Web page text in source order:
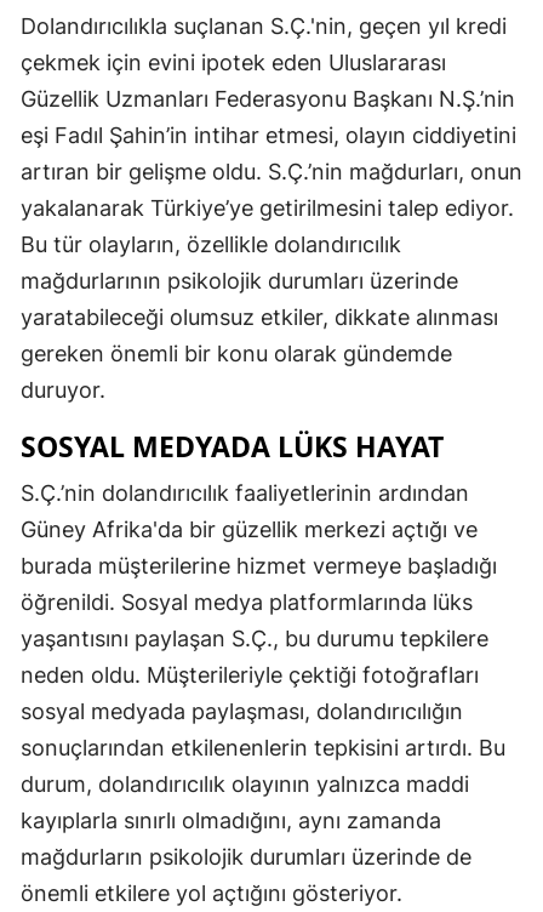
Dolandırıcılıkla suçlanan S.Ç.'nin, geçen yıl kredi
çekmek için evini ipotek eden Uluslararası
Güzellik Uzmanları Federasyonu Başkanı N.Ş.’nin
eşi Fadıl Şahin’in intihar etmesi, olayın ciddiyetini
artıran bir gelişme oldu. S.Ç.’nin mağdurları, onun
yakalanarak Türkiye’ye getirilmesini talep ediyor.
Bu tür olayların, özellikle dolandırıcılık
mağdurlarının psikolojik durumları üzerinde
yaratabileceği olumsuz etkiler, dikkate alınması
gereken önemli bir konu olarak gündemde
duruyor.
SOSYAL MEDYADA LÜKS HAYAT
S.Ç.’nin dolandırıcılık faaliyetlerinin ardından
Güney Afrika'da bir güzellik merkezi açtığı ve
burada müşterilerine hizmet vermeye başladığı
öğrenildi. Sosyal medya platformlarında lüks
yaşantısını paylaşan S.Ç., bu durumu tepkilere
neden oldu. Müşterileriyle çektiği fotoğrafları
sosyal medyada paylaşması, dolandırıcılığın
sonuçlarından etkilenenlerin tepkisini artırdı. Bu
durum, dolandırıcılık olayının yalnızca maddi
kayıplarla sınırlı olmadığını, aynı zamanda
mağdurların psikolojik durumları üzerinde de
önemli etkilere yol açtığını gösteriyor.